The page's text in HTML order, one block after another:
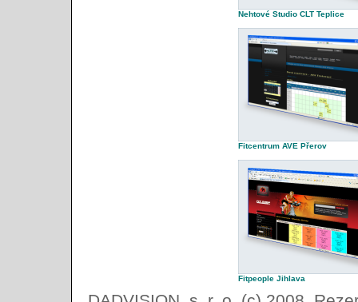
Nehtové Studio CLT Teplice
Fitcentrum AVE Přerov
Fitpeople Jihlava